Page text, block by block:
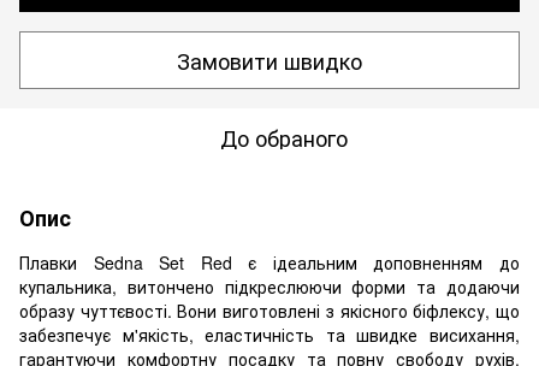
Замовити швидко
До обраного
Опис
Плавки Sedna Set Red є ідеальним доповненням до
купальника, витончено підкреслюючи форми та додаючи
образу чуттєвості. Вони виготовлені з якісного біфлексу, що
забезпечує м'якість, еластичність та швидке висихання,
гарантуючи комфортну посадку та повну свободу рухів.